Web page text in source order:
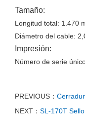
Tamaño:
Longitud total: 1.470
Diámetro del cable:
Impresión:
Número de serie
PREVIOUS：
NEXT： SL-170T